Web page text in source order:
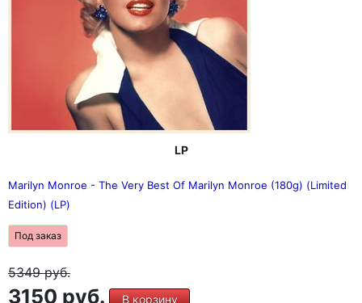
LP
Marilyn Monroe - The Very Best Of Marilyn Monroe (180g) (Limited
Edition) (LP)
Под заказ
5349руб.
3150 руб. В корзину